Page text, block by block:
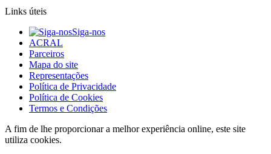
Links úteis
Siga-nos
ACRAL
Parceiros
Mapa do site
Representações
Política de Privacidade
Política de Cookies
Termos e Condições
A fim de lhe proporcionar a melhor experiência online, este site
utiliza cookies.